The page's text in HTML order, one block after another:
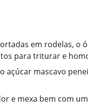
em rodelas, o
para triturar e
açúcar mascavo
e mexa bem com